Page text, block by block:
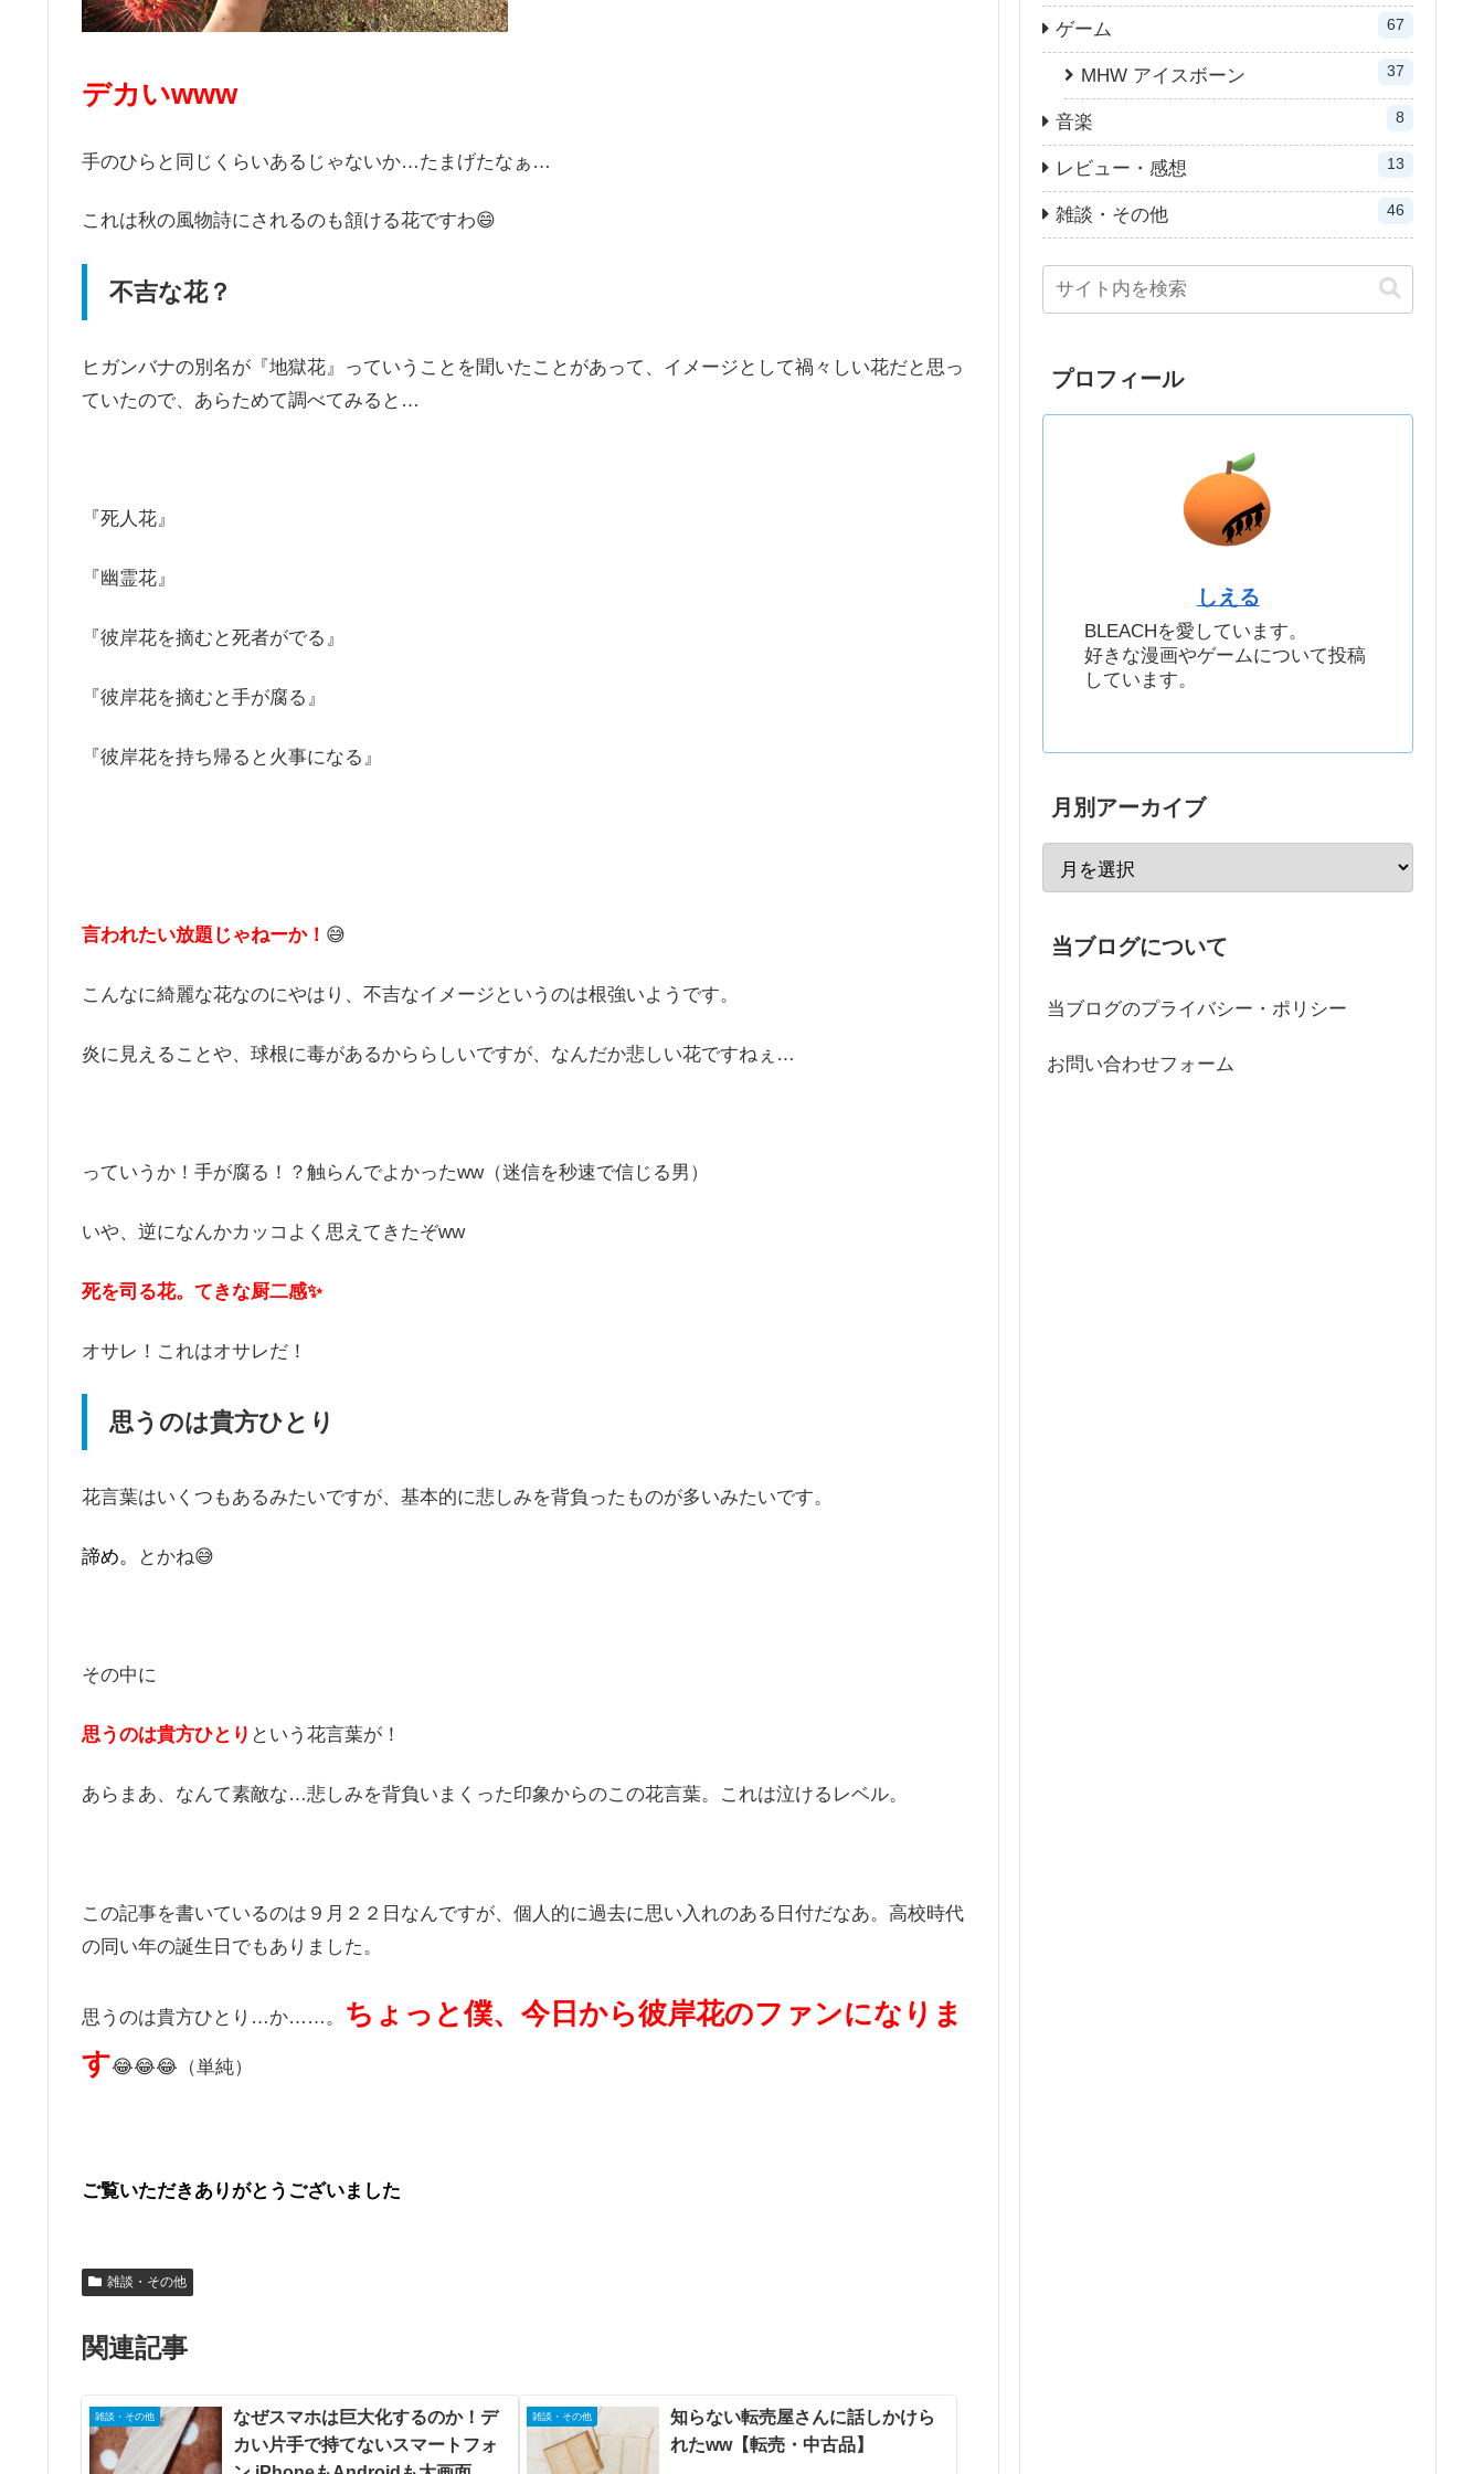
デカいwww
手のひらと同じくらいあるじゃないか…たまげたなぁ…
これは秋の風物詩にされるのも頷ける花ですわ😄
不吉な花？
ヒガンバナの別名が『地獄花』っていうことを聞いたことがあって、イメージとして禍々しい花だと思っ
ていたので、あらためて調べてみると…
『死人花』
『幽霊花』
『彼岸花を摘むと死者がでる』
『彼岸花を摘むと手が腐る』
『彼岸花を持ち帰ると火事になる』
言われたい放題じゃねーか！ 😅
こんなに綺麗な花なのにやはり、不吉なイメージというのは根強いようです。
炎に見えることや、球根に毒があるかららしいですが、なんだか悲しい花ですねぇ…
っていうか！手が腐る！？触らんでよかったww（迷信を秒速で信じる男）
いや、逆になんかカッコよく思えてきたぞww
死を司る花。てきな厨二感✨
オサレ！これはオサレだ！
思うのは貴方ひとり
花言葉はいくつもあるみたいですが、基本的に悲しみを背負ったものが多いみたいです。
諦め。 とかね😅
その中に
思うのは貴方ひとり という花言葉が！
あらまあ、なんて素敵な…悲しみを背負いまくった印象からのこの花言葉。これは泣けるレベル。
この記事を書いているのは９月２２日なんですが、個人的に過去に思い入れのある日付だなあ。高校時代
の同い年の誕生日でもありました。
思うのは貴方ひとり…か……。
ちょっと僕、今日から彼岸花のファンになりま
す😂😂😂（単純）
ご覧いただきありがとうございました
雑談・その他
関連記事
雑談・その他
なぜスマホは巨大化するのか！デ
カい片手で持てないスマートフォ
雑談・その他
知らない転売屋さんに話しかけら
れたww【転売・中古品】
ゲーム 67
MHW アイスボーン 37
音楽 8
レビュー・感想 13
雑談・その他 46
プロフィール
しえる
BLEACHを愛しています。
好きな漫画やゲームについて投稿
しています。
月別アーカイブ
当ブログについて
当ブログのプライバシー・ポリシー
お問い合わせフォーム